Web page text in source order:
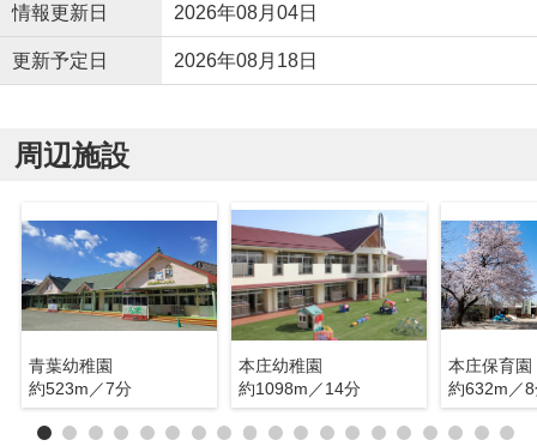
情報更新日 2026年08月04日
更新予定日 2026年08月18日
周辺施設
青葉幼稚園
約523m／7分
本庄幼稚園
約1098m／14分
本庄保育園
約632m／